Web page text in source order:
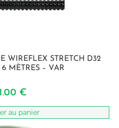
WIREFLEX STRETCH D32
6 MÈTRES – VAR
€
au panier